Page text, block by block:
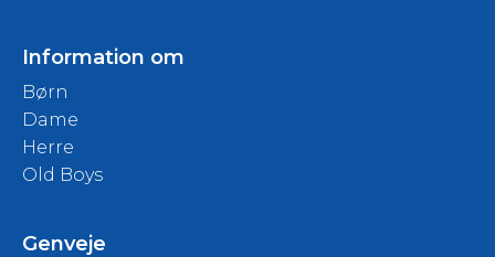
Information om
Børn
Dame
Herre
Old Boys
Genveje